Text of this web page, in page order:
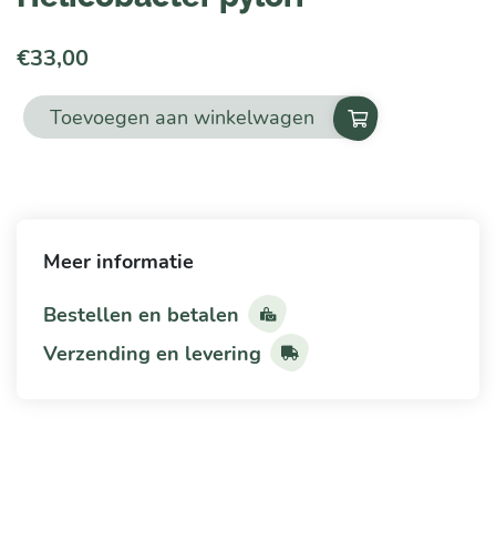
€33,00
Helicobacter
Toevoegen aan winkelwagen
Meer informatie
Bestellen en betalen
Verzending en levering